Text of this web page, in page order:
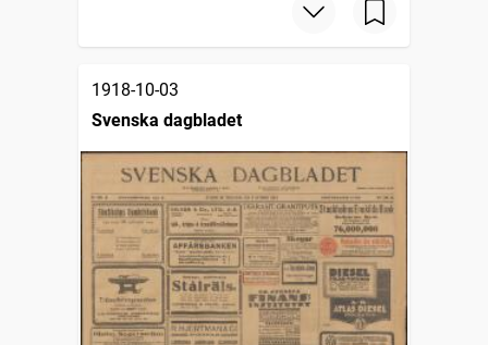
1918-10-03
Svenska dagbladet